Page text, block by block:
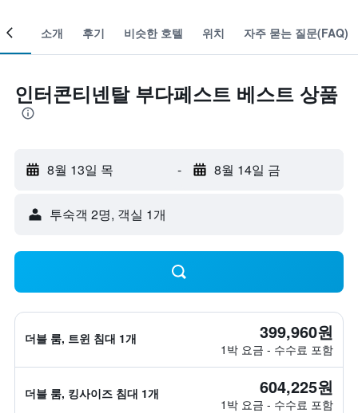
객실 소개 후기 비슷한 호텔 위치 자주 묻는 질문(FAQ)
인터콘티넨탈 부다페스트 베스트 상품
8월 13일 목 - 8월 14일 금
​투숙객 2​명, ​객실 1개
더블 룸, 트윈 침대 1개 399,960원
1박 요금 - 수수료 포함
더블 룸, 킹사이즈 침대 1개 604,225원
1박 요금 - 수수료 포함